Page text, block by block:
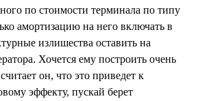
по стоимости терминала по типу
амортизацию на него включать в
излишества оставить на
Хочется ему построить очень
он, что это приведет к
эффекту, пускай берет